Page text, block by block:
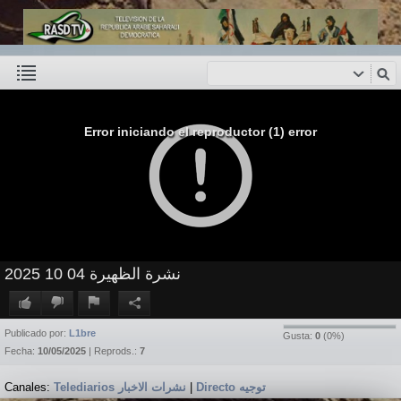
Error iniciando el reproductor (1) error
نشرة الظهيرة 04 10 2025
Gusta: 0 (0%)
Publicado por: L1bre
Fecha: 10/05/2025 | Reprods.: 7
Canales: Telediarios نشرات الاخبار Directo توجيه